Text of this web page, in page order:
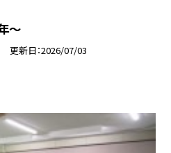
～
更新日 2026/07/03